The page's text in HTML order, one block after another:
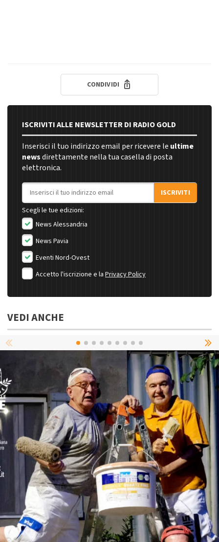
CONDIVIDI
ISCRIVITI ALLE NEWSLETTER DI RADIO GOLD
Inserisci il tuo indirizzo email per ricevere le ultime
newsdirettamente nella tua casella di posta
elettronica.
Indirizzo email
ISCRIVITI
Scegli le tue edizioni:
News Alessandria
News Pavia
Eventi Nord-Ovest
Accetto l'iscrizione e la Privacy Policy
VEDI ANCHE